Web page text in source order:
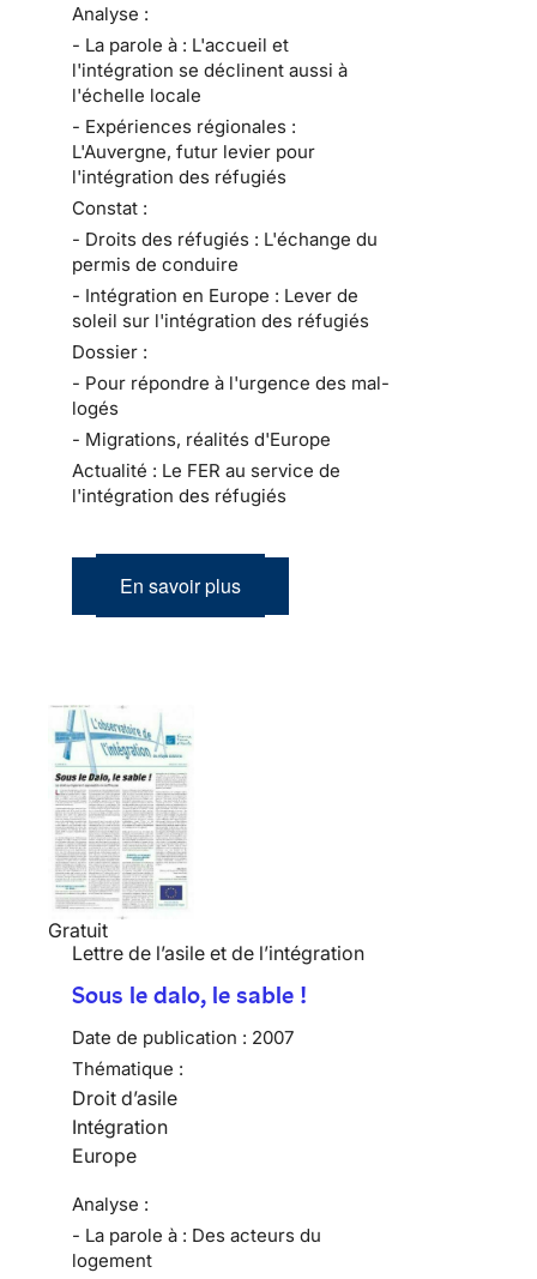
Analyse :
- La parole à : L'accueil et
l'intégration se déclinent aussi à
l'échelle locale
- Expériences régionales :
L'Auvergne, futur levier pour
l'intégration des réfugiés
Constat :
- Droits des réfugiés : L'échange du
permis de conduire
- Intégration en Europe : Lever de
soleil sur l'intégration des réfugiés
Dossier :
- Pour répondre à l'urgence des mal-
logés
- Migrations, réalités d'Europe
Actualité : Le FER au service de
l'intégration des réfugiés
En savoir plus
Gratuit
Lettre de l’asile et de l’intégration
Sous le dalo, le sable !
Date de publication : 2007
Thématique :
Droit d’asile
Intégration
Europe
Analyse :
- La parole à : Des acteurs du
logement